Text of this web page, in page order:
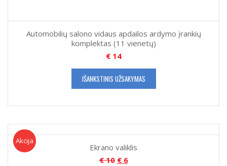
Automobilių salono vidaus apdailos ardymo įrankių
komplektas (11 vienetų)
€14
IŠANKSTINIS UŽSAKYMAS
Akcija
Akcija!
Ekrano valiklis
€10 €6